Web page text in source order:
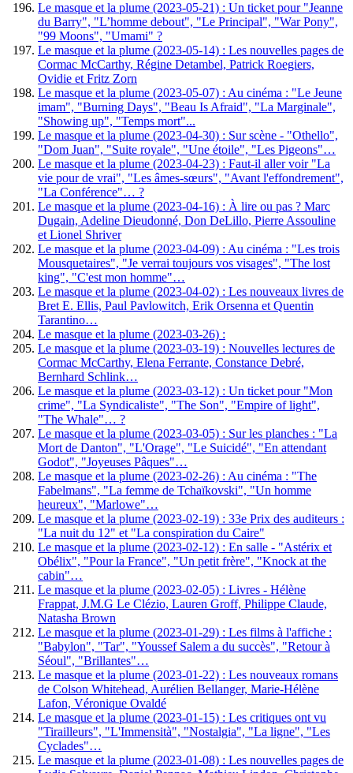
Le masque et la plume (2023-05-21) : Un ticket pour "Jeanne
du Barry", "L’homme debout", "Le Principal", "War Pony",
"99 Moons", "Umami" ?
Le masque et la plume (2023-05-14) : Les nouvelles pages de
Cormac McCarthy, Régine Detambel, Patrick Roegiers,
Ovidie et Fritz Zorn
Le masque et la plume (2023-05-07) : Au cinéma : "Le Jeune
imam", "Burning Days", "Beau Is Afraid", "La Marginale",
"Showing up", "Temps mort"...
Le masque et la plume (2023-04-30) : Sur scène - "Othello",
"Dom Juan", "Suite royale", "Une étoile", "Les Pigeons"…
Le masque et la plume (2023-04-23) : Faut-il aller voir "La
vie pour de vrai", "Les âmes-sœurs", "Avant l'effondrement",
"La Conférence"… ?
Le masque et la plume (2023-04-16) : À lire ou pas ? Marc
Dugain, Adeline Dieudonné, Don DeLillo, Pierre Assouline
et Lionel Shriver
Le masque et la plume (2023-04-09) : Au cinéma : "Les trois
Mousquetaires", "Je verrai toujours vos visages", "The lost
king", "C'est mon homme"…
Le masque et la plume (2023-04-02) : Les nouveaux livres de
Bret E. Ellis, Paul Pavlowitch, Erik Orsenna et Quentin
Tarantino…
Le masque et la plume (2023-03-26) :
Le masque et la plume (2023-03-19) : Nouvelles lectures de
Cormac McCarthy, Elena Ferrante, Constance Debré,
Bernhard Schlink…
Le masque et la plume (2023-03-12) : Un ticket pour "Mon
crime", "La Syndicaliste", "The Son", "Empire of light",
"The Whale"… ?
Le masque et la plume (2023-03-05) : Sur les planches : "La
Mort de Danton", "L'Orage", "Le Suicidé", "En attendant
Godot", "Joyeuses Pâques"…
Le masque et la plume (2023-02-26) : Au cinéma : "The
Fabelmans", "La femme de Tchaïkovski", "Un homme
heureux", "Marlowe"…
Le masque et la plume (2023-02-19) : 33e Prix des auditeurs :
"La nuit du 12" et "La conspiration du Caire"
Le masque et la plume (2023-02-12) : En salle - "Astérix et
Obélix", "Pour la France", "Un petit frère", "Knock at the
cabin"…
Le masque et la plume (2023-02-05) : Livres - Hélène
Frappat, J.M.G Le Clézio, Lauren Groff, Philippe Claude,
Natasha Brown
Le masque et la plume (2023-01-29) : Les films à l'affiche :
"Babylon", "Tar", "Youssef Salem a du succès", "Retour à
Séoul", "Brillantes"…
Le masque et la plume (2023-01-22) : Les nouveaux romans
de Colson Whitehead, Aurélien Bellanger, Marie-Hélène
Lafon, Véronique Ovaldé
Le masque et la plume (2023-01-15) : Les critiques ont vu
"Tirailleurs", "L'Immensità", "Nostalgia", "La ligne", "Les
Cyclades"…
Le masque et la plume (2023-01-08) : Les nouvelles pages de